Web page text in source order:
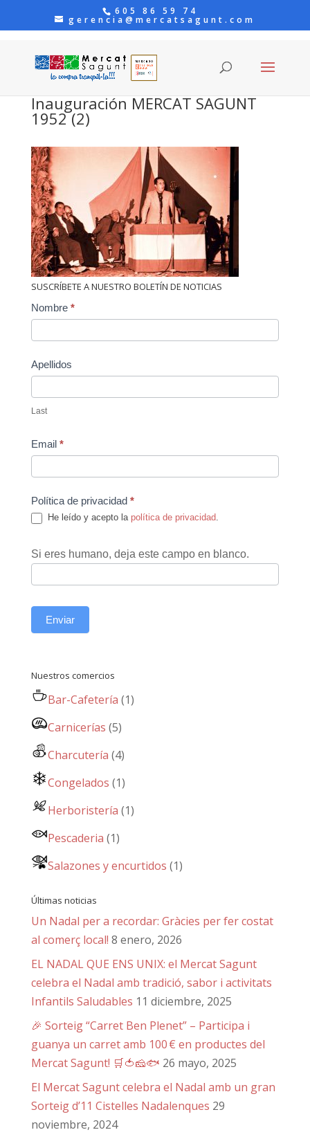
605 86 59 74
gerencia@mercatsagunt.com
Inauguración MERCAT SAGUNT
1952 (2)
SUSCRÍBETE A NUESTRO BOLETÍN DE NOTICIAS
Contact
Nombre *
Apellidos
Last
Email *
Política de privacidad *
He leído y acepto la política de privacidad.
Si eres humano, deja este campo en blanco.
Enviar
Nuestros comercios
Bar-Cafetería (1)
Carnicerías (5)
Charcutería (4)
Congelados (1)
Herboristería (1)
Pescaderia (1)
Salazones y encurtidos (1)
Últimas noticias
Un Nadal per a recordar: Gràcies per fer costat
al comerç local! 8 enero, 2026
EL NADAL QUE ENS UNIX: el Mercat Sagunt
celebra el Nadal amb tradició, sabor i activitats
Infantils Saludables 11 diciembre, 2025
🎉 Sorteig “Carret Ben Plenet” – Participa i
guanya un carret amb 100 € en productes del
Mercat Sagunt! 🛒🍅🧀🐟 26 mayo, 2025
El Mercat Sagunt celebra el Nadal amb un gran
Sorteig d’11 Cistelles Nadalenques 29
noviembre, 2024